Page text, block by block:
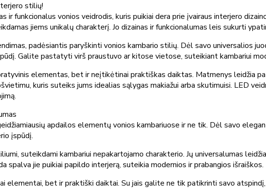
stilių!
funkcionalus vonios veidrodis, kuris puikiai dera prie įvairaus interjero
jiems unikalų charakterį. Jo dizainas ir funkcionalumas leis sukurti
padėsiantis paryškinti vonios kambario stilių. Dėl savo universalios
Galite pastatyti virš praustuvo ar kitose vietose, suteikiant kambariui
elementas, bet ir neįtikėtinai praktiškas daiktas. Matmenys leidžia
kuris suteiks jums idealias sąlygas makiažui arba skutimuisi. LED
apdailos elementų vonios kambariuose ir ne tik. Dėl savo
įspūdį.
suteikdami kambariui nepakartojamo charakterio. Jų universalumas
spalva jie puikiai papildo interjerą, suteikia modernios ir prabangios išraiškos.
elementai, bet ir praktiški daiktai. Su jais galite ne tik patikrinti savo